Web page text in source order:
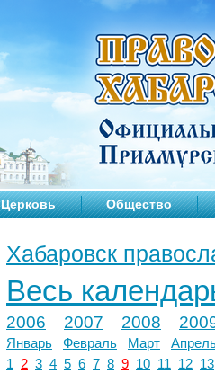
Церковь Общество
Хабаровск
Весь
2006 2007 2008
Январь Февраль Март
1
2 3 4 5 6 7 8 9 10 11 12 13